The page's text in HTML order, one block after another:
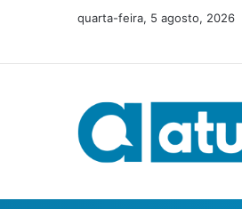
quarta-feira, 5 agosto, 2026